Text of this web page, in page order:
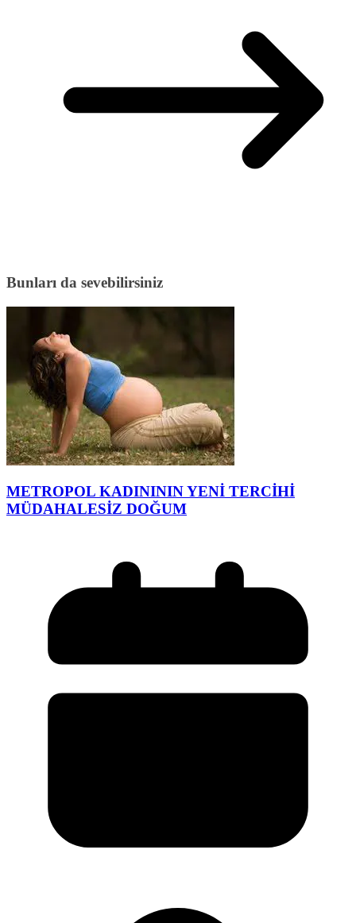
Bunları da sevebilirsiniz
METROPOL KADINININ YENİ TERCİHİ
MÜDAHALESİZ DOĞUM